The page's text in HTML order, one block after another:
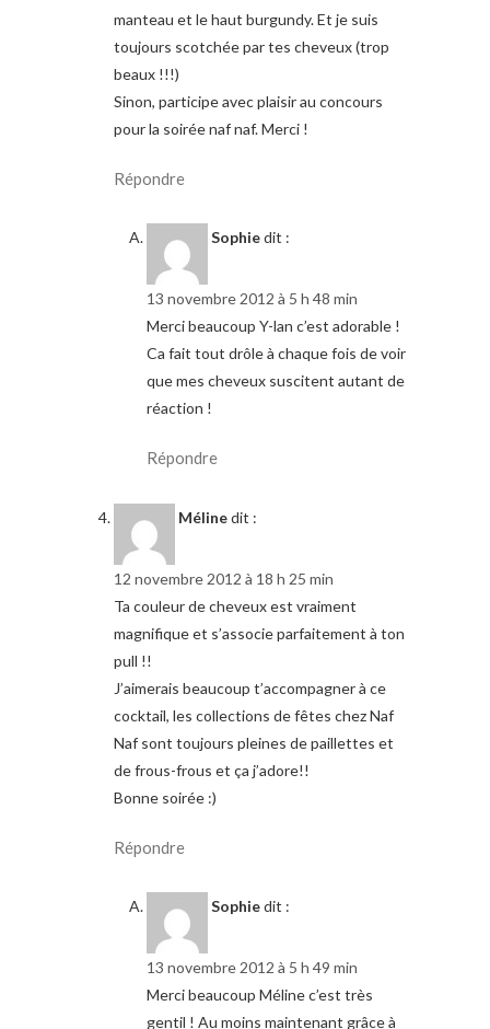
manteau et le haut burgundy. Et je suis
toujours scotchée par tes cheveux (trop
beaux !!!)
Sinon, participe avec plaisir au concours
pour la soirée naf naf. Merci !
Répondre
Sophiedit :
13 novembre 2012 à 5 h 48 min
Merci beaucoup Y-lan c’est adorable !
Ca fait tout drôle à chaque fois de voir
que mes cheveux suscitent autant de
réaction !
Répondre
Mélinedit :
12 novembre 2012 à 18 h 25 min
Ta couleur de cheveux est vraiment
magnifique et s’associe parfaitement à ton
pull !!
J’aimerais beaucoup t’accompagner à ce
cocktail, les collections de fêtes chez Naf
Naf sont toujours pleines de paillettes et
de frous-frous et ça j’adore!!
Bonne soirée :)
Répondre
Sophiedit :
13 novembre 2012 à 5 h 49 min
Merci beaucoup Méline c’est très
gentil ! Au moins maintenant grâce à